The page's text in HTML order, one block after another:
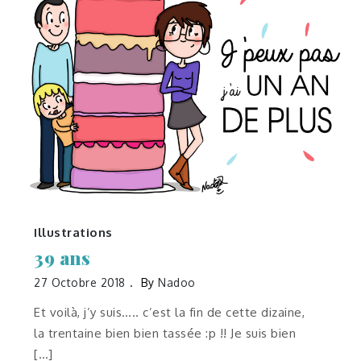
Illustrations
39 ans
27 Octobre 2018 ByNadoo
Et voilà, j’y suis….. c’est la fin de cette dizaine,
la trentaine bien bien tassée :p !! Je suis bien
[…]